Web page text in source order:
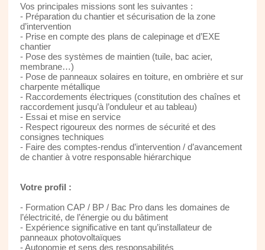
Vos principales missions sont les suivantes :
- Préparation du chantier et sécurisation de la zone
d’intervention
- Prise en compte des plans de calepinage et d’EXE
chantier
- Pose des systèmes de maintien (tuile, bac acier,
membrane…)
- Pose de panneaux solaires en toiture, en ombrière et sur
charpente métallique
- Raccordements électriques (constitution des chaînes et
raccordement jusqu’à l’onduleur et au tableau)
- Essai et mise en service
- Respect rigoureux des normes de sécurité et des
consignes techniques
- Faire des comptes-rendus d’intervention / d’avancement
de chantier à votre responsable hiérarchique
Votre profil :
- Formation CAP / BP / Bac Pro dans les domaines de
l’électricité, de l’énergie ou du bâtiment
- Expérience significative en tant qu’installateur de
panneaux photovoltaïques
- Autonomie et sens des responsabilités